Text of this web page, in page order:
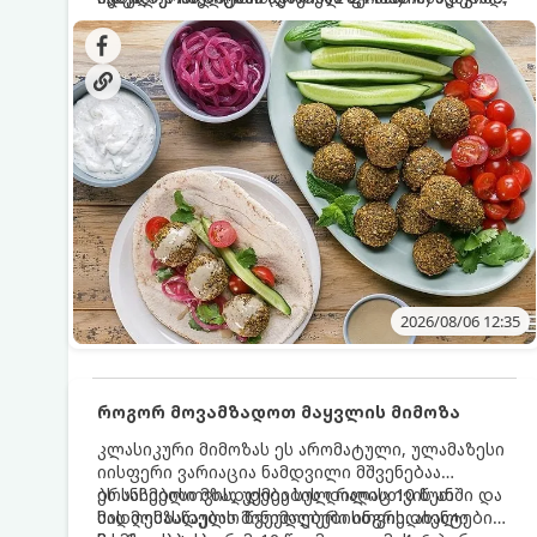
სალათებთან ერთად ან ტახინის (სესამის)
სოუსთან მირთმევისთვის.
იდეალურად შეინარჩუნოს და არ დაიშალოს.
დრო: 10–15 წუთი ულუფა: 20–24 ცალი ბურთულა
(4–6 პორცია)
2026/08/06 12:35
როგორ მოვამზადოთ მაყვლის მიმოზა
კლასიკური მიმოზას ეს არომატული, ულამაზესი
იისფერი ვარიაცია ნამდვილი მშვენებაა
ბრანჩებისთვის, უქმეების დილისთვის ან
სადღესასწაულო წვეულებებისთვის. ახალი
ეს სასმელი მზადდება სულ რაღაც 10 წუთში და
მის მომზადებას მინიმალური ინგრედიენტები